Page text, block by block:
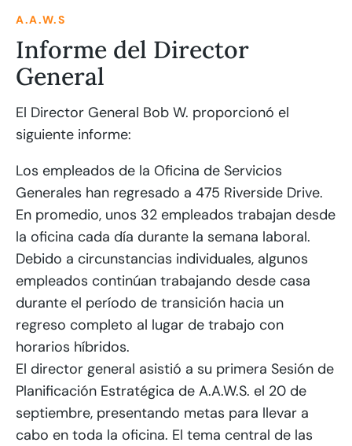
A.A.W.S
Informe del Director
General
El Director General Bob W. proporcionó el
siguiente informe:
Los empleados de la Oficina de Servicios
Generales han regresado a 475 Riverside Drive.
En promedio, unos 32 empleados trabajan desde
la oficina cada día durante la semana laboral.
Debido a circunstancias individuales, algunos
empleados continúan trabajando desde casa
durante el período de transición hacia un
regreso completo al lugar de trabajo con
horarios híbridos.
El director general asistió a su primera Sesión de
Planificación Estratégica de A.A.W.S. el 20 de
septiembre, presentando metas para llevar a
cabo en toda la oficina. El tema central de las